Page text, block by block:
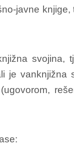
javne
svojina,
je vanknjižna